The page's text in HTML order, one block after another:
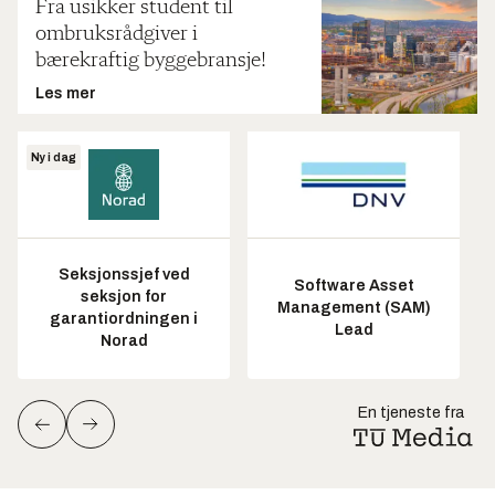
Fra usikker student til
ombruksrådgiver i
bærekraftig byggebransje!
Les mer
Ny i dag
Seksjonssjef ved
seksjon for
garantiordningen i
Norad
Software Asset
Management (SAM)
Lead
En tjeneste fra